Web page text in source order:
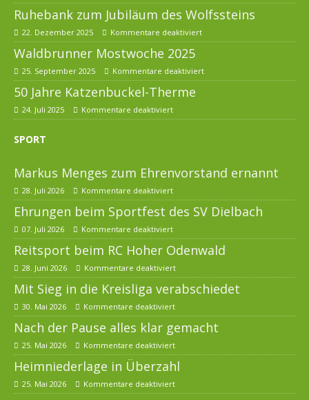
Ruhebank zum Jubiläum des Wolfssteins
22. Dezember 2025 Kommentare deaktiviert
Waldbrunner Mostwoche 2025
25. September 2025 Kommentare deaktiviert
50 Jahre Katzenbuckel-Therme
24. Juli 2025 Kommentare deaktiviert
SPORT
Markus Menges zum Ehrenvorstand ernannt
28. Juli 2026 Kommentare deaktiviert
Ehrungen beim Sportfest des SV Dielbach
07. Juli 2026 Kommentare deaktiviert
Reitsport beim RC Hoher Odenwald
28. Juni 2026 Kommentare deaktiviert
Mit Sieg in die Kreisliga verabschiedet
30. Mai 2026 Kommentare deaktiviert
Nach der Pause alles klar gemacht
25. Mai 2026 Kommentare deaktiviert
Heimniederlage in Überzahl
25. Mai 2026 Kommentare deaktiviert